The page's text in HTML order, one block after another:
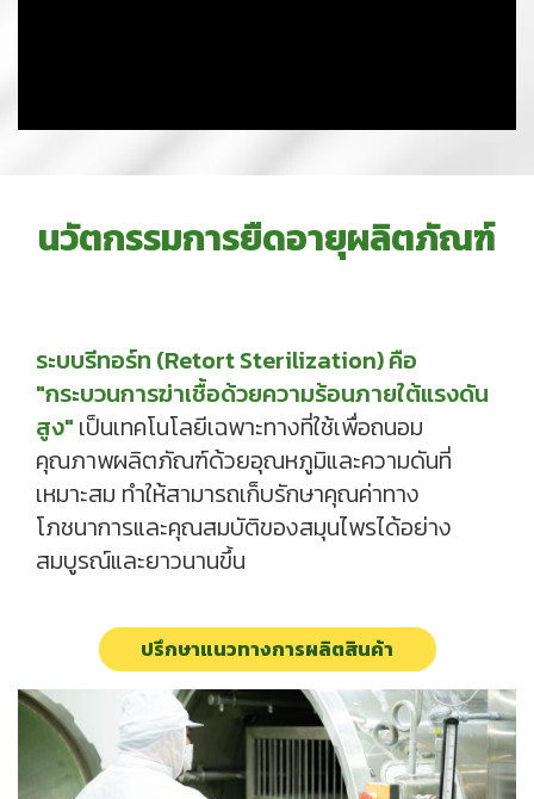
นวัตกรรมการยืดอายุผลิตภัณฑ์
ระบบรีทอร์ท (Retort Sterilization) คือ
"กระบวนการฆ่าเชื้อด้วยความร้อนภายใต้แรงดัน
สูง" เป็นเทคโนโลยีเฉพาะทางที่ใช้เพื่อถนอม
คุณภาพผลิตภัณฑ์ด้วยอุณหภูมิและความดันที่
เหมาะสม ทำให้สามารถเก็บรักษาคุณค่าทาง
โภชนาการและคุณสมบัติของสมุนไพรได้อย่าง
สมบูรณ์และยาวนานขึ้น
ปรึกษาแนวทางการผลิตสินค้า